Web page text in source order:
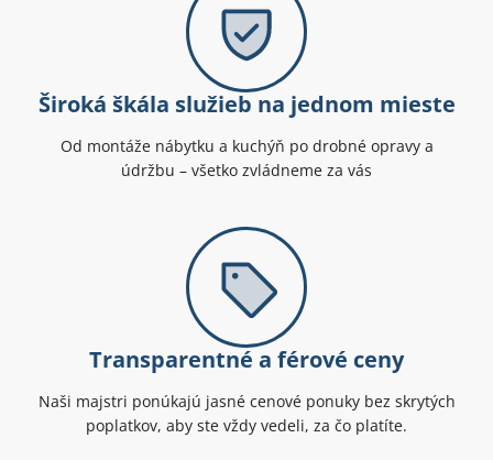
Široká škála služieb na jednom mieste
Od montáže nábytku a kuchýň po drobné opravy a
údržbu – všetko zvládneme za vás
Transparentné a férové ceny
Naši majstri ponúkajú jasné cenové ponuky bez skrytých
poplatkov, aby ste vždy vedeli, za čo platíte.